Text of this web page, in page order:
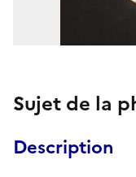
Sujet de la
Description